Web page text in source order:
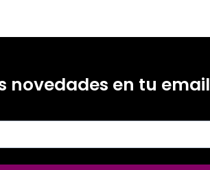
novedades en tu email